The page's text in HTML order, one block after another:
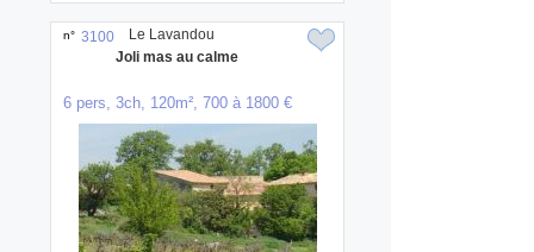
n° 3100
Joli mas au calme
6 pers, 3ch, 120m², 700 à 1800 €
Le Lavandou